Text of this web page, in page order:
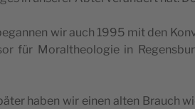
wir auch 1995 mit den
für Moral­theo­lo­gie in
haben wir einen alten Brauch